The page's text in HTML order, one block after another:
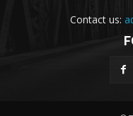
Contact us: